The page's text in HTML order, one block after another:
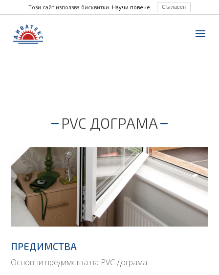
PVC ДОГРАМА
ПРЕДИМСТВА
Основни предимства на PVC дограма:
Този сайт използва бисквитки. Научи повече Съгласен